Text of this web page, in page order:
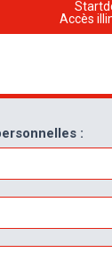
Accès
: